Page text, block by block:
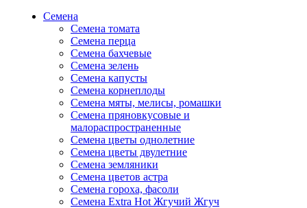
Семена
Семена томата
Семена перца
Семена бахчевые
Семена зелень
Семена капусты
Семена корнеплоды
Семена мяты, мелисы, ромашки
Семена пряновкусовые и
малораспространенные
Семена цветы однолетние
Семена цветы двулетние
Семена земляники
Семена цветов астра
Семена гороха, фасоли
Семена Extra Hot Жгучий Жгуч